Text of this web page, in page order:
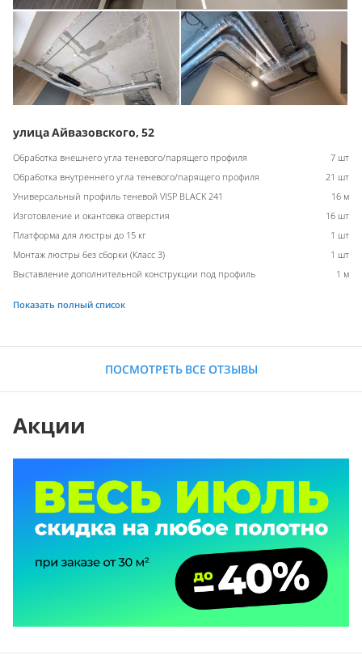
улица Айвазовского, 52
Обработка внешнего угла теневого/парящего профиля
7 шт
Обработка внутреннего угла теневого/парящего профиля
21 шт
Универсальный профиль теневой VISP BLACK 241
16 м
Изготовление и окантовка отверстия
16 шт
Платформа для люстры до 15 кг
1 шт
Монтаж люстры без сборки (Класс 3)
1 шт
Выставление дополнительной конструкции под профиль
1 м
Показать полный список
ПОСМОТРЕТЬ ВСЕ ОТЗЫВЫ
Акции